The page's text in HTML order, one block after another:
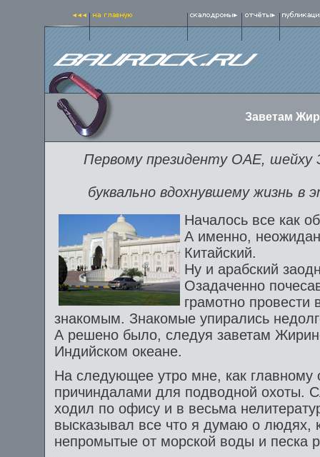
Заветам
Первому президенту OAE, шейху
буквально вдохнувшему жизнь в
Началось все как
А именно,
Китайский.
Ну и арабский
Озадаченно
грамотно
знакомым. Знакомые упирались
А решено было, следуя заветам
Индийском океане.
На следующее утро мне, как главному
причиндалами для подводной охоты.
ходил по офису и в весьма
высказывал все что я думаю о людях,
непромытые от морской воды и песка